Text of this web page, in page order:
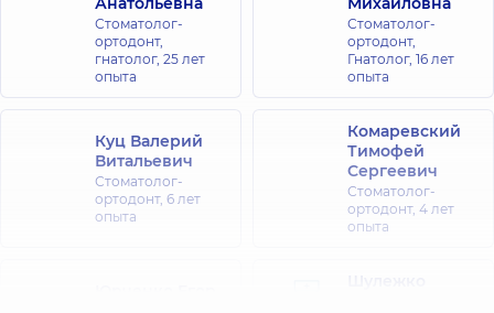
Стоматолог-
ортодонт,
гнатолог, 25 лет
опыта
Стоматолог-
ортодонт,
Гнатолог, 16 лет
опыта
Куц Валерий
Витальевич
Стоматолог-
ортодонт, 6 лет
опыта
Комаревский
Тимофей
Сергеевич
Стоматолог-
ортодонт, 4 лет
опыта